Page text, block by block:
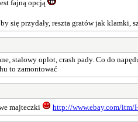
fajną opcją
się przydały, reszta gratów jak klamki,
stalowy oplot, crash pady. Co do
to zamontować
majteczki
http://www.ebay.com/itm/